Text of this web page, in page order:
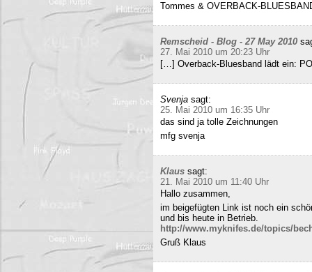
Tommes & OVERBACK-
Remscheid - Blog - 27 May 2010
27. Mai 2010 um 20:23 Uhr
[…] Overback-Bluesband lädt ein:
Svenja sagt:
25. Mai 2010 um 16:35 Uhr
das sind ja tolle Zeichnungen
mfg svenja
Klaus sagt:
21. Mai 2010 um 11:40 Uhr
Hallo zusammen,
im beigefügten Link ist noch ein
und bis heute in Betrieb.
http://www.myknifes.de/topics/
Gruß Klaus